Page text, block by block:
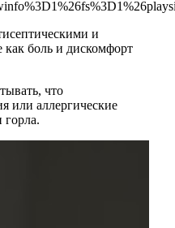
и
боль и дискомфорт
что
или аллергические